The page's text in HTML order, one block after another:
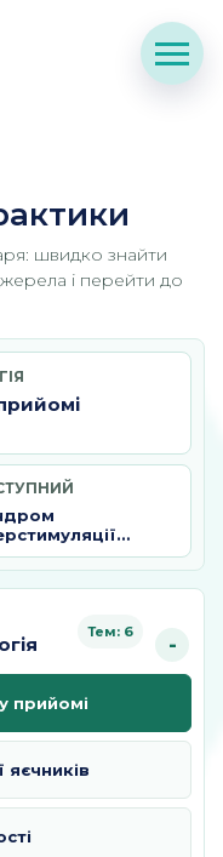
швидко знайти
і перейти до
Тем: 6
прийомі
яєчників